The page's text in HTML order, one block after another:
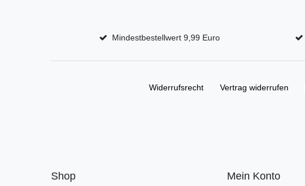
Mindestbestellwert 9,99 Euro
Widerrufs­recht Vertrag widerrufen
Shop Mein Konto